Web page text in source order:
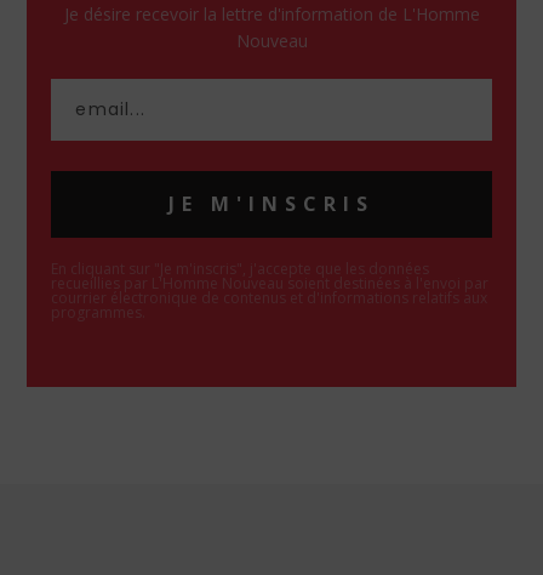
Je désire recevoir la lettre d'information de L'Homme
Nouveau
JE M'INSCRIS
En cliquant sur "Je m'inscris", j'accepte que les données
recueillies par L'Homme Nouveau soient destinées à l'envoi par
courrier électronique de contenus et d'informations relatifs aux
programmes.